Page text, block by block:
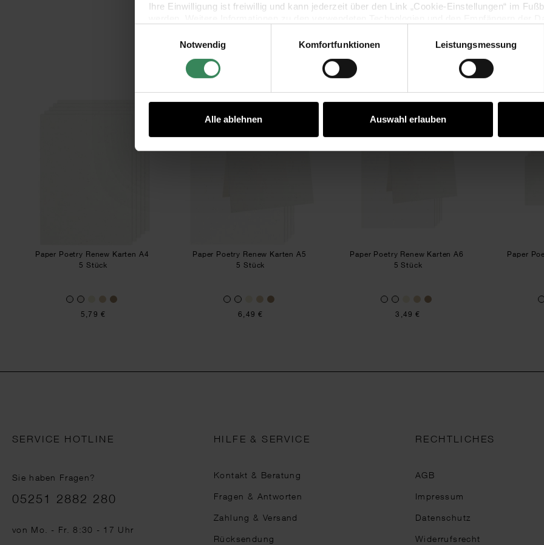
Ihre Einwilligung ist freiwillig und kann jederzeit über den Link „Cookie-Einstellungen“ im
Impressum
Datenschutz Vertrag widerrufen
Notwendig
Komfortfunktionen Leistungsmessung
Alle ablehnen Auswahl erlauben
KAUFEMPFEHLUNG
Paper Poetry Renew Karten A4
Paper Poetry Renew Karten A4
5 Stück
5,79 €
Paper Poetry Renew Karten A5
Paper Poetry Renew Karten A5
5 Stück
6,49 €
Paper Poetry Renew Karten A6
Paper Poetry Renew Karten A6
5 Stück
3,49 €
Paper
SERVICE HOTLINE
Sie haben Fragen?
Telefonnummer
05251 2882 280
von Mo. - Fr. 8:30 - 17 Uhr
HILFE & SERVICE
Kontakt & Beratung
Fragen & Antworten
Zahlung & Versand
Rücksendung
RECHTLICHES
AGB
Impressum
Datenschutz
Widerrufsrecht